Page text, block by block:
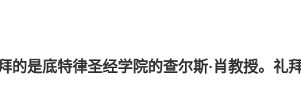
的是底特律圣经学院的查尔斯·肖教授。礼